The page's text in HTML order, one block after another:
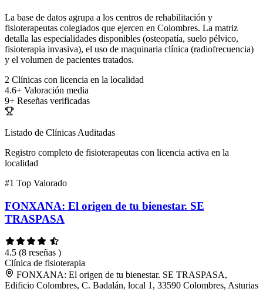
La base de datos agrupa a los centros de rehabilitación y
fisioterapeutas colegiados que ejercen en Colombres. La matriz
detalla las especialidades disponibles (osteopatía, suelo pélvico,
fisioterapia invasiva), el uso de maquinaria clínica (radiofrecuencia)
y el volumen de pacientes tratados.
2 Clínicas con licencia en la localidad
4.6+ Valoración media
9+ Reseñas verificadas
Listado de Clínicas Auditadas
Registro completo de fisioterapeutas con licencia activa en la
localidad
#1 Top Valorado
FONXANA: El origen de tu bienestar. SE
TRASPASA
4.5 (8 reseñas )
Clínica de fisioterapia
FONXANA: El origen de tu bienestar. SE TRASPASA,
Edificio Colombres, C. Badalán, local 1, 33590 Colombres, Asturias